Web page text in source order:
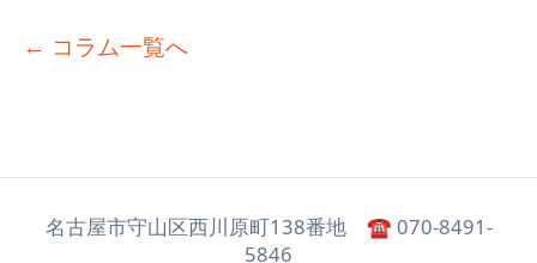
← コラム一覧へ
名古屋市守山区西川原町138番地 ☎ 070-8491-
5846